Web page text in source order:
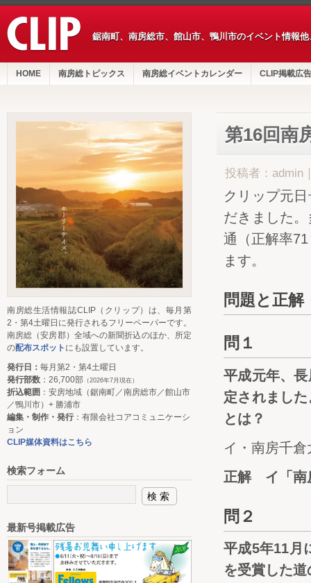
鋸南町、南房総市、館山市、鴨川市のイベント情報
HOME 南房総トピックス 南房総イベントカレンダー CLIP掲載広告
第16回南
投稿者：admin
クリップ元
だきました
通（正解率
ます。
問題と正解
問１
平成元年、
定されまし
とは？
イ・南房千
正解 イ「南
問２
平成5年11月
を受賞した
南房総生活情報誌CLIP（クリップ）は、毎月第
2・第4土曜日に発行されるフリーペーパーです。
南房総（安房郡）全域への新聞折込のほか、所定
の配布スポット にも設置しています。
発行日： 毎月第2・第4土曜日
発行部数 ：26,700部 （2026年7月現在）
折込範囲 ：安房地域（鋸南町／南房総市／館山市
／鴨川市）+ 勝浦市
編集・制作・発行：有限会社コアコミュニケーシ
ョン
CLIP媒体資料はこちら
検索フォーム
最新号掲載広告